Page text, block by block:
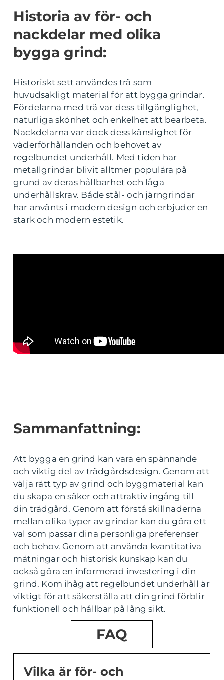
Historia av för- och
nackdelar med olika
bygga grind:
Historiskt sett användes trä som
huvudsakligt material för att bygga grindar.
Fördelarna med trä var dess tillgänglighet,
naturliga skönhet och enkelhet att bearbeta.
Nackdelarna var dock dess känslighet för
väderförhållanden och behovet av
regelbundet underhåll. Med tiden har
metallgrindar blivit alltmer populära på
grund av deras hållbarhet och låga
underhållskrav. Både stål- och järngrindar
har använts i modern design och erbjuder en
stark och modern estetik.
Sammanfattning:
Att bygga en grind kan vara en spännande
och viktig del av trädgårdsdesign. Genom att
välja rätt typ av grind och byggmaterial kan
du skapa en säker och attraktiv ingång till
din trädgård. Genom att förstå skillnaderna
mellan olika typer av grindar kan du göra ett
val som passar dina personliga preferenser
och behov. Genom att använda kvantitativa
mätningar och historisk kunskap kan du
också göra en informerad investering i din
grind. Kom ihåg att regelbundet underhåll är
viktigt för att säkerställa att din grind förblir
funktionell och hållbar på lång sikt.
FAQ
Vilka är för- och